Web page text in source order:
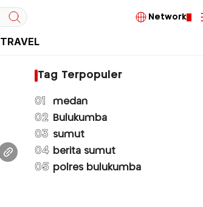
Network
TRAVEL
Tag Terpopuler
01 medan
02 Bulukumba
03 sumut
04 berita sumut
05 polres bulukumba